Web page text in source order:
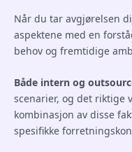
Når du tar avgjørelsen
aspektene med en
behov og fremtidige
Både intern og
scenarier, og det riktige
kombinasjon av disse
spesifikke